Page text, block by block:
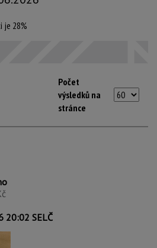
je 28%
Počet
výsledků na
stránce
20:02 SELČ